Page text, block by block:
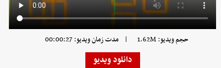
حجم ویدیو: 1.62M | مدت زمان ویدیو: 00:00:27
دانلود ویدیو